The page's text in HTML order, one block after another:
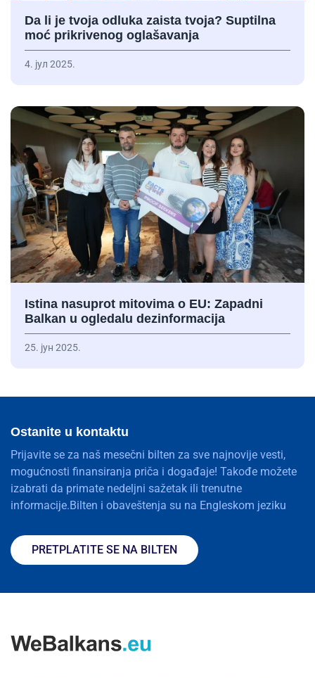
Da li je tvoja odluka zaista tvoja? Suptilna
moć prikrivenog oglašavanja
4. јул 2025.
Istina nasuprot mitovima o EU: Zapadni
Balkan u ogledalu dezinformacija
25. јун 2025.
Ostanite u kontaktu
Prijavite se za naš mesečni bilten za sve najnovije vesti,
mogućnosti finansiranja priča i događaje! Takođe možete
izabrati da primate nedeljni sažetak ili trenutne
informacije.Bilten i obaveštenja su na Engleskom jeziku
PRETPLATITE SE NA BILTEN